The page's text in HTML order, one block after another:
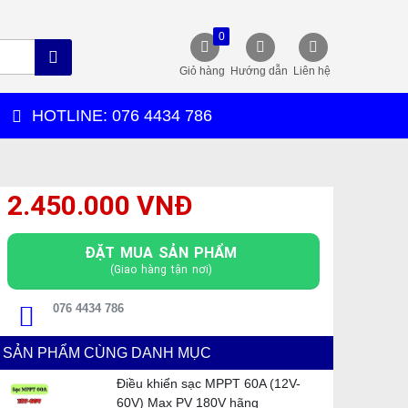
Giỏ hàng
0
Hướng dẫn Liên hệ
HOTLINE: 076 4434 786
2.450.000 VNĐ
ĐẶT MUA SẢN PHẨM
(Giao hàng tận nơi)
076 4434 786
SẢN PHẨM CÙNG DANH MỤC
Điều khiển sạc MPPT 60A (12V-
60V) Max PV 180V hãng